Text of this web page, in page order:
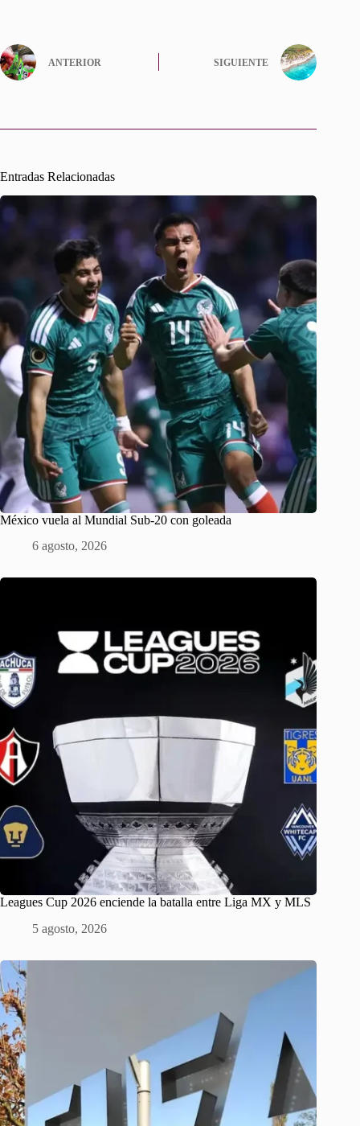
ANTERIOR SIGUIENTE
Entradas Relacionadas
México vuela al Mundial Sub-20 con goleada
6 agosto, 2026
Leagues Cup 2026 enciende la batalla entre Liga MX y MLS
5 agosto, 2026